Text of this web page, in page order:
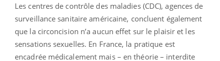
Les centres de contrôle des maladies (CDC), agences de
surveillance sanitaire américaine, concluent également
que la circoncision n’a aucun effet sur le plaisir et les
sensations sexuelles. En France, la pratique est
encadrée médicalement mais – en théorie – interdite